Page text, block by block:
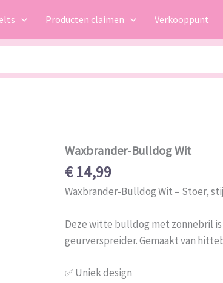
Producten claimen Verkooppunt
Waxbrander-Bulldog Wit
€14,99
Waxbrander-Bulldog Wit – Stoer,
Deze witte bulldog met zonnebril
geurverspreider. Gemaakt van
✅ Uniek design
Waxbrander-
Wit
aantal